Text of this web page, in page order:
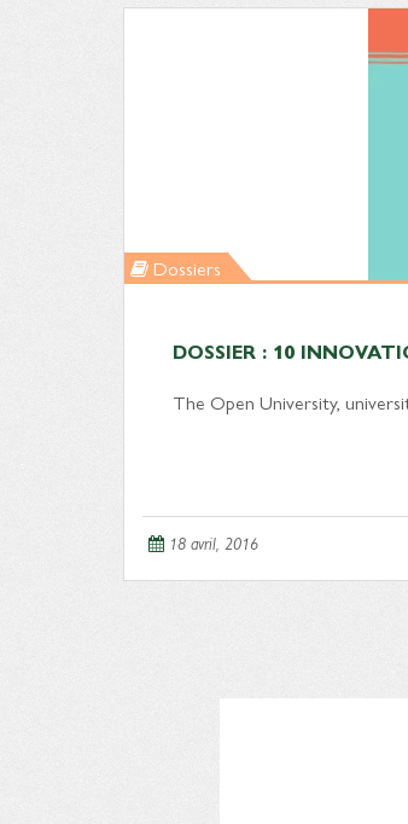
Dossiers
DOSSIER : 10
The Open University,
18 avril, 2016